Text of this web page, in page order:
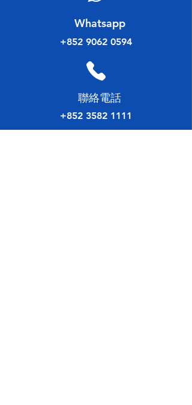
​Whatsapp
+852 9062 0594
​聯絡電話
+852 3582 1111